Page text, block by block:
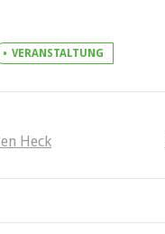
VERANSTALTUNG
Heck